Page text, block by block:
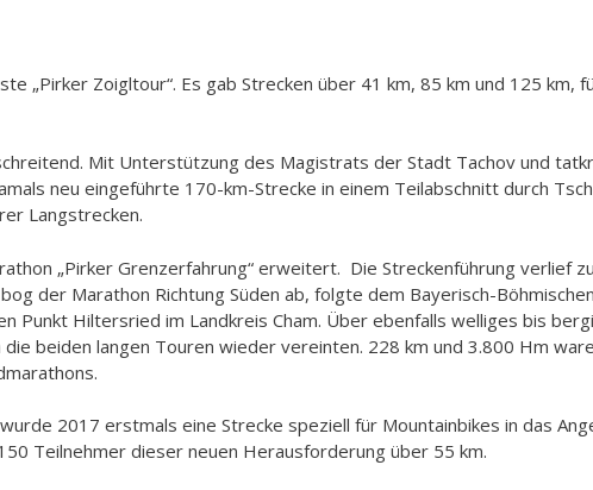
„Pirker Zoigltour“. Es gab Strecken über 41 km, 85 km und 125 km,
Mit Unterstützung des Magistrats der Stadt Tachov und
neu eingeführte 170-km-Strecke in einem Teilabschnitt durch
Langstrecken.
„Pirker Grenzerfahrung“ erweitert. Die Streckenführung verlief
der Marathon Richtung Süden ab, folgte dem Bayerisch-
Punkt Hiltersried im Landkreis Cham. Über ebenfalls welliges bis
beiden langen Touren wieder vereinten. 228 km und 3.800 Hm
2017 erstmals eine Strecke speziell für Mountainbikes in das
Teilnehmer dieser neuen Herausforderung über 55 km.